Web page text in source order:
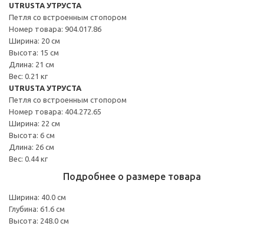
UTRUSTA УТРУСТА
Петля со встроенным стопором
Номер товара: 904.017.86
Ширина: 20 см
Высота: 15 см
Длина: 21 см
Вес: 0.21 кг
UTRUSTA УТРУСТА
Петля со встроенным стопором
Номер товара: 404.272.65
Ширина: 22 см
Высота: 6 см
Длина: 26 см
Вес: 0.44 кг
Подробнее о размере товара
Ширина: 40.0 см
Глубина: 61.6 см
Высота: 248.0 см